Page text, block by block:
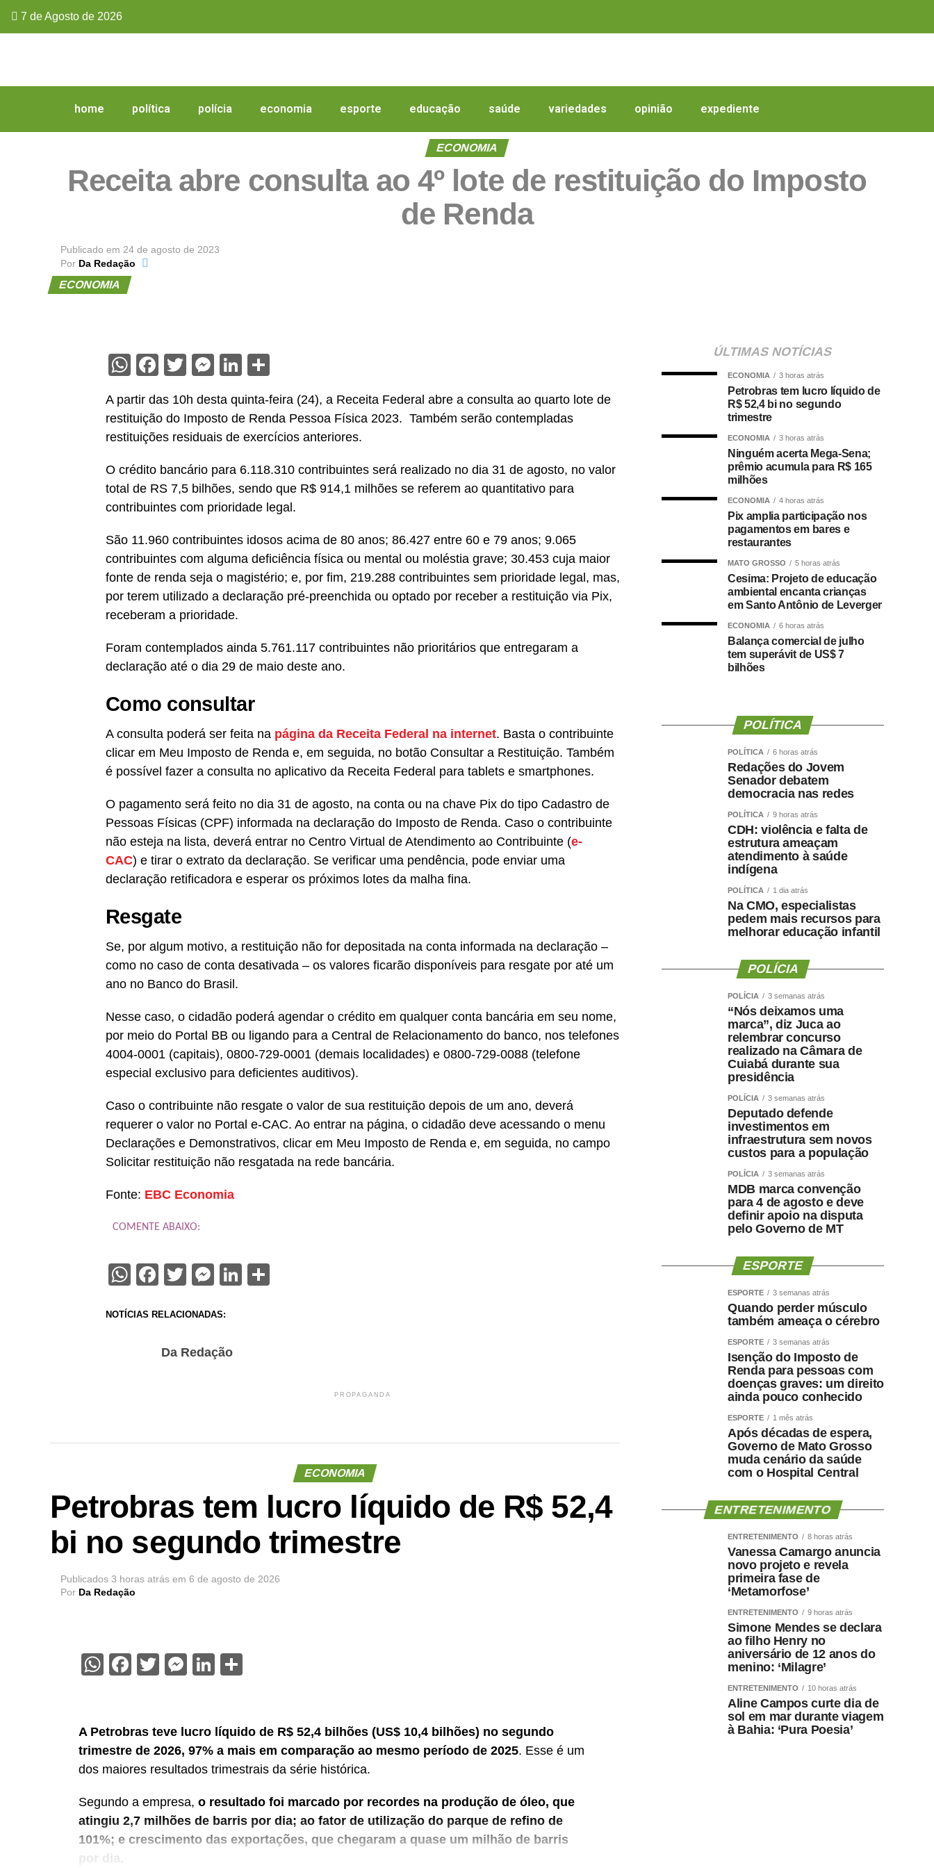
7 de Agosto de 2026
home política polícia economia esporte educação saúde variedades opinião expediente
ECONOMIA
Receita abre consulta ao 4º lote de restituição do Imposto
de Renda
Publicado em 24 de agosto de 2023
Por Da Redação
ECONOMIA
WhatsApp
Facebook
Twitter
Messenger
LinkedIn
A partir das 10h desta quinta-feira (24), a Receita Federal abre a consulta ao quarto lote de
restituição do Imposto de Renda Pessoa Física 2023. Também serão contempladas
restituições residuais de exercícios anteriores.
O crédito bancário para 6.118.310 contribuintes será realizado no dia 31 de agosto, no valor
total de RS 7,5 bilhões, sendo que R$ 914,1 milhões se referem ao quantitativo para
contribuintes com prioridade legal.
São 11.960 contribuintes idosos acima de 80 anos; 86.427 entre 60 e 79 anos; 9.065
contribuintes com alguma deficiência física ou mental ou moléstia grave; 30.453 cuja maior
fonte de renda seja o magistério; e, por fim, 219.288 contribuintes sem prioridade legal, mas,
por terem utilizado a declaração pré-preenchida ou optado por receber a restituição via Pix,
receberam a prioridade.
Foram contemplados ainda 5.761.117 contribuintes não prioritários que entregaram a
declaração até o dia 29 de maio deste ano.
Como consultar
A consulta poderá ser feita na página da Receita Federal na internet. Basta o contribuinte
clicar em Meu Imposto de Renda e, em seguida, no botão Consultar a Restituição. Também
é possível fazer a consulta no aplicativo da Receita Federal para tablets e smartphones.
O pagamento será feito no dia 31 de agosto, na conta ou na chave Pix do tipo Cadastro de
Pessoas Físicas (CPF) informada na declaração do Imposto de Renda. Caso o contribuinte
não esteja na lista, deverá entrar no Centro Virtual de Atendimento ao Contribuinte (e-
CAC) e tirar o extrato da declaração. Se verificar uma pendência, pode enviar uma
declaração retificadora e esperar os próximos lotes da malha fina.
Resgate
Se, por algum motivo, a restituição não for depositada na conta informada na declaração –
como no caso de conta desativada – os valores ficarão disponíveis para resgate por até um
ano no Banco do Brasil.
Nesse caso, o cidadão poderá agendar o crédito em qualquer conta bancária em seu nome,
por meio do Portal BB ou ligando para a Central de Relacionamento do banco, nos telefones
4004-0001 (capitais), 0800-729-0001 (demais localidades) e 0800-729-0088 (telefone
especial exclusivo para deficientes auditivos).
Caso o contribuinte não resgate o valor de sua restituição depois de um ano, deverá
requerer o valor no Portal e-CAC. Ao entrar na página, o cidadão deve acessando o menu
Declarações e Demonstrativos, clicar em Meu Imposto de Renda e, em seguida, no campo
Solicitar restituição não resgatada na rede bancária.
Fonte: EBC Economia
COMENTE ABAIXO:
WhatsApp
Facebook
Twitter
Messenger
LinkedIn
NOTÍCIAS RELACIONADAS:
Da Redação
PROPAGANDA
ECONOMIA
Petrobras tem lucro líquido de R$ 52,4
bi no segundo trimestre
Publicados 3 horas atrás em 6 de agosto de 2026
Por Da Redação
WhatsApp
Facebook
Twitter
Messenger
LinkedIn
A Petrobras teve lucro líquido de R$ 52,4 bilhões (US$ 10,4 bilhões) no segundo
trimestre de 2026, 97% a mais em comparação ao mesmo período de 2025. Esse é um
dos maiores resultados trimestrais da série histórica.
Segundo a empresa, o resultado foi marcado por recordes na produção de óleo, que
atingiu 2,7 milhões de barris por dia; ao fator de utilização do parque de refino de
101%; e crescimento das exportações, que chegaram a quase um milhão de barris
por dia.
ÚLTIMAS NOTÍCIAS
ECONOMIA 3 horas atrás
Petrobras tem lucro líquido de
R$ 52,4 bi no segundo
trimestre
ECONOMIA 3 horas atrás
Ninguém acerta Mega-Sena;
prêmio acumula para R$ 165
milhões
ECONOMIA 4 horas atrás
Pix amplia participação nos
pagamentos em bares e
restaurantes
MATO GROSSO 5 horas atrás
Cesima: Projeto de educação
ambiental encanta crianças
em Santo Antônio de Leverger
ECONOMIA 6 horas atrás
Balança comercial de julho
tem superávit de US$ 7
bilhões
POLÍTICA
POLÍTICA 6 horas atrás
Redações do Jovem
Senador debatem
democracia nas redes
POLÍTICA 9 horas atrás
CDH: violência e falta de
estrutura ameaçam
atendimento à saúde
indígena
POLÍTICA 1 dia atrás
Na CMO, especialistas
pedem mais recursos para
melhorar educação infantil
POLÍCIA
POLÍCIA 3 semanas atrás
“Nós deixamos uma
marca”, diz Juca ao
relembrar concurso
realizado na Câmara de
Cuiabá durante sua
presidência
POLÍCIA 3 semanas atrás
Deputado defende
investimentos em
infraestrutura sem novos
custos para a população
POLÍCIA 3 semanas atrás
MDB marca convenção
para 4 de agosto e deve
definir apoio na disputa
pelo Governo de MT
ESPORTE
ESPORTE 3 semanas atrás
Quando perder músculo
também ameaça o cérebro
ESPORTE 3 semanas atrás
Isenção do Imposto de
Renda para pessoas com
doenças graves: um direito
ainda pouco conhecido
ESPORTE 1 mês atrás
Após décadas de espera,
Governo de Mato Grosso
muda cenário da saúde
com o Hospital Central
ENTRETENIMENTO
ENTRETENIMENTO 8 horas atrás
Vanessa Camargo anuncia
novo projeto e revela
primeira fase de
‘Metamorfose’
ENTRETENIMENTO 9 horas atrás
Simone Mendes se declara
ao filho Henry no
aniversário de 12 anos do
menino: ‘Milagre’
ENTRETENIMENTO 10 horas atrás
Aline Campos curte dia de
sol em mar durante viagem
à Bahia: ‘Pura Poesia’